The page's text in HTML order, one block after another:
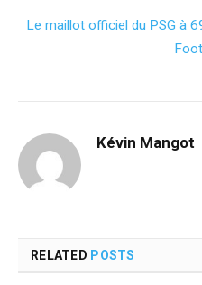
Le maillot officiel du PSG à
Kévin Mangot
RELATED POSTS